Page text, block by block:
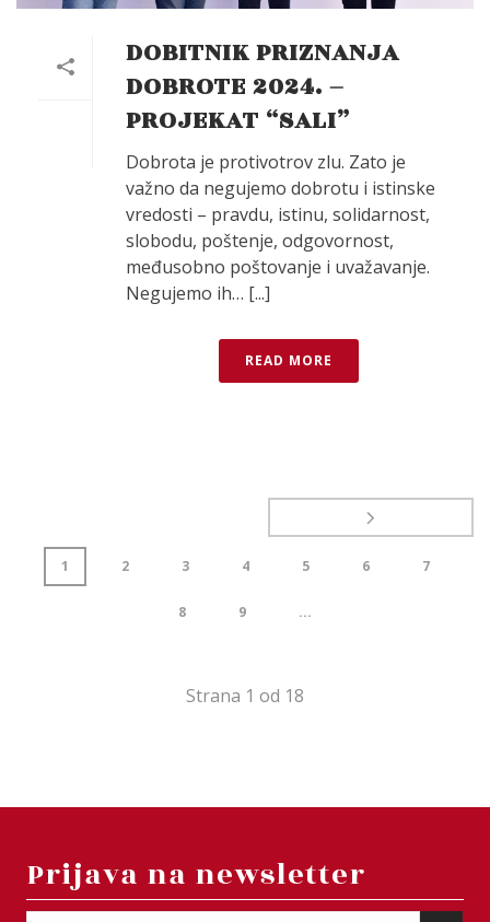
DOBITNIK PRIZNANJA
DOBROTE 2024. –
PROJEKAT “SALI”
Dobrota je protivotrov zlu. Zato je
važno da negujemo dobrotu i istinske
vredosti – pravdu, istinu, solidarnost,
slobodu, poštenje, odgovornost,
međusobno poštovanje i uvažavanje.
Negujemo ih… [...]
READ MORE
1 2 3 4 5 6 7
8 9 ...
Strana 1 od 18
Prijava na newsletter